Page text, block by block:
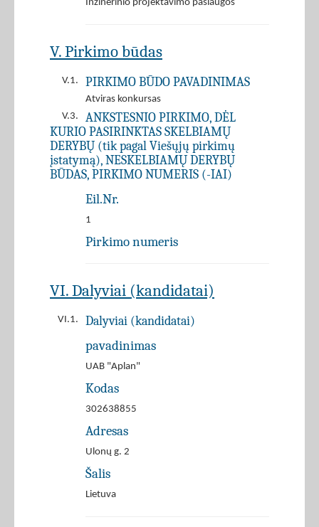
Inžinerinio projektavimo paslaugos
V. Pirkimo būdas
V.1. PIRKIMO BŪDO PAVADINIMAS
Atviras konkursas
V.3.
ANKSTESNIO PIRKIMO, DĖL
KURIO PASIRINKTAS SKELBIAMŲ
DERYBŲ (tik pagal Viešųjų pirkimų
įstatymą), NESKELBIAMŲ DERYBŲ
BŪDAS, PIRKIMO NUMERIS (-IAI)
Eil.Nr.
1
Pirkimo numeris
VI. Dalyviai (kandidatai)
VI.1. Dalyviai (kandidatai)
pavadinimas
UAB "Aplan"
Kodas
302638855
Adresas
Ulonų g. 2
Šalis
Lietuva